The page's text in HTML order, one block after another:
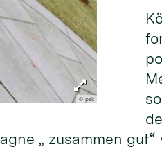
© pek
„ zusammen